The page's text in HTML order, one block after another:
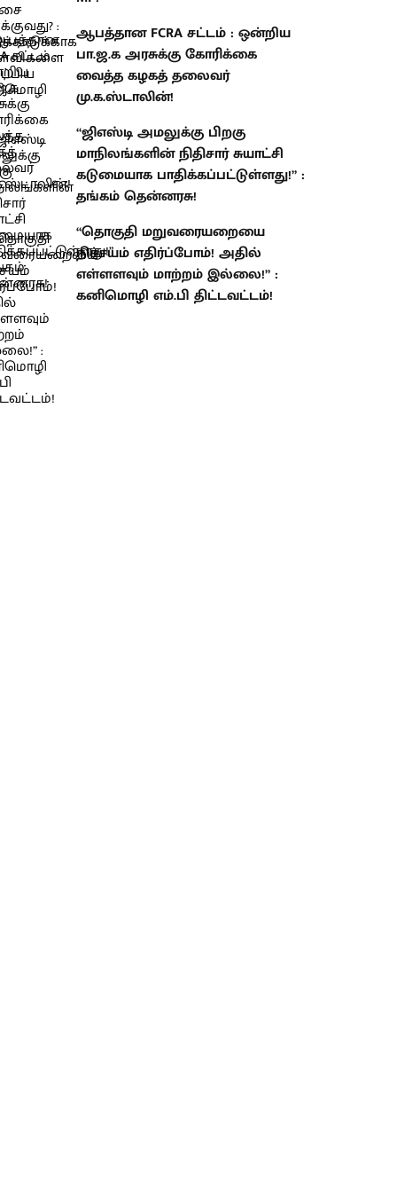
ஆபத்தான FCRA சட்டம் : ஒன்றிய
பா.ஜ.க அரசுக்கு கோரிக்கை
வைத்த கழகத் தலைவர்
மு.க.ஸ்டாலின்!
“ஜிஎஸ்டி அமலுக்கு பிறகு
மாநிலங்களின் நிதிசார் சுயாட்சி
கடுமையாக பாதிக்கப்பட்டுள்ளது!” :
தங்கம் தென்னரசு!
“தொகுதி மறுவரையறையை
நிச்சயம் எதிர்ப்போம்! அதில்
எள்ளளவும் மாற்றம் இல்லை!” :
கனிமொழி எம்.பி திட்டவட்டம்!